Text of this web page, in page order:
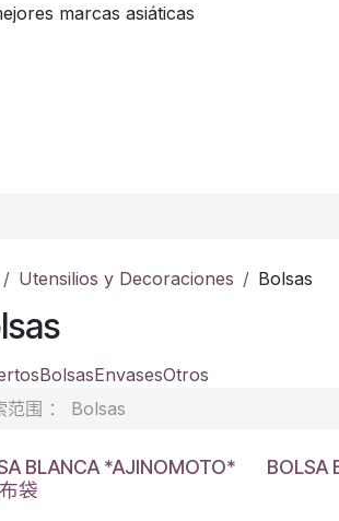
marcas asiáticas
Utensilios y Decoraciones Bolsas
BolsasEnvasesOtros
BLANCA *AJINOMOTO*
袋
BOLSA